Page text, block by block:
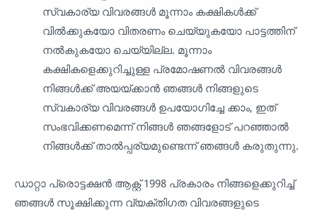
സ്വകാര്യ വിവരങ്ങൾ മൂന്നാം കക്ഷികൾക്ക്
വിൽക്കുകയോ വിതരണം ചെയ്യുകയോ പാട്ടത്തിന്
നൽകുകയോ ചെയ്യില്ല. മൂന്നാം
കക്ഷികളെക്കുറിച്ചുള്ള പ്രമോഷണൽ വിവരങ്ങൾ
നിങ്ങൾക്ക് അയയ്‌ക്കാൻ ഞങ്ങൾ നിങ്ങളുടെ
സ്വകാര്യ വിവരങ്ങൾ ഉപയോഗിച്ചേ ക്കാം, ഇത്
സംഭവിക്കണമെന്ന് നിങ്ങൾ ഞങ്ങളോട് പറഞ്ഞാൽ
നിങ്ങൾക്ക് താൽപ്പര്യമുണ്ടെന്ന് ഞങ്ങൾ കരുതുന്നു.
ഡാറ്റാ പ്രൊട്ടക്ഷൻ ആക്റ്റ് 1998 പ്രകാരം നിങ്ങളെക്കുറിച്ച്
ഞങ്ങൾ സൂക്ഷിക്കുന്ന വ്യക്തിഗത വിവരങ്ങളുടെ